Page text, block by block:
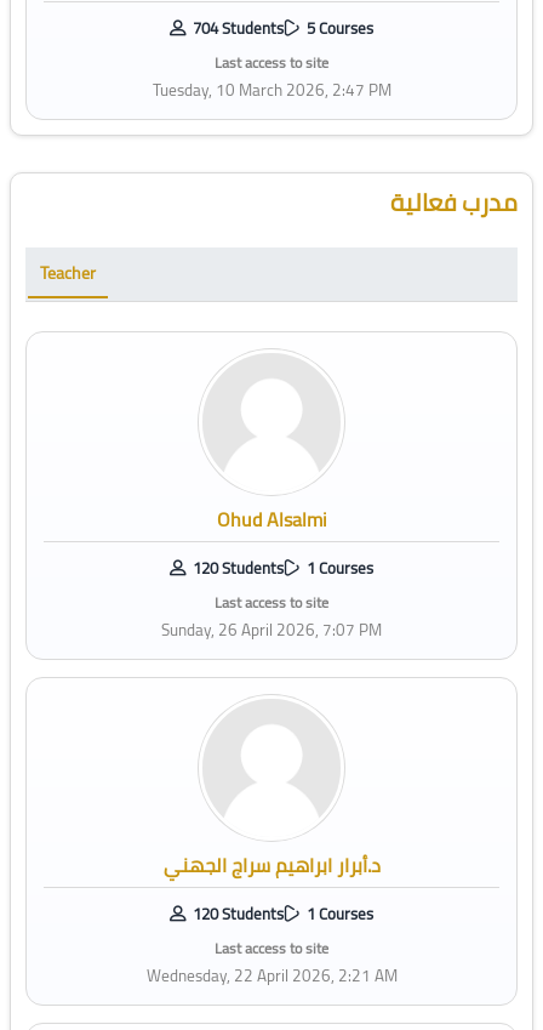
704 Students 5 Courses
Last access to site
Tuesday, 10 March 2026, 2:47 PM
Skip [Cocoon] Course Instructor مدرب فعالية
Teacher
Ohud Alsalmi
120 Students 1 Courses
Last access to site
Sunday, 26 April 2026, 7:07 PM
د.أبرار ابراهيم سراج الجهني
120 Students 1 Courses
Last access to site
Wednesday, 22 April 2026, 2:21 AM